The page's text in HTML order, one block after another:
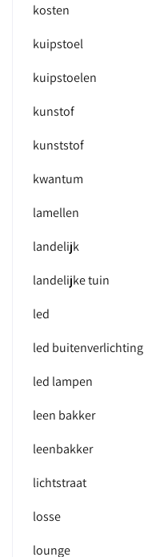
kosten
kuipstoel
kuipstoelen
kunstof
kunststof
kwantum
lamellen
landelijk
landelijke tuin
led
led buitenverlichting
led lampen
leen bakker
leenbakker
lichtstraat
losse
lounge